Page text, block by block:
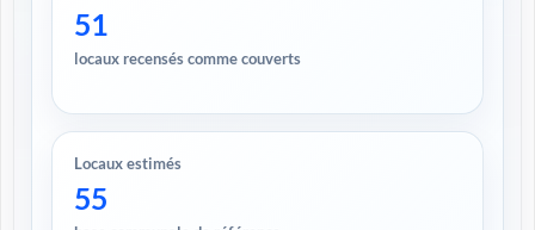
51
locaux recensés comme couverts
Locaux estimés
55